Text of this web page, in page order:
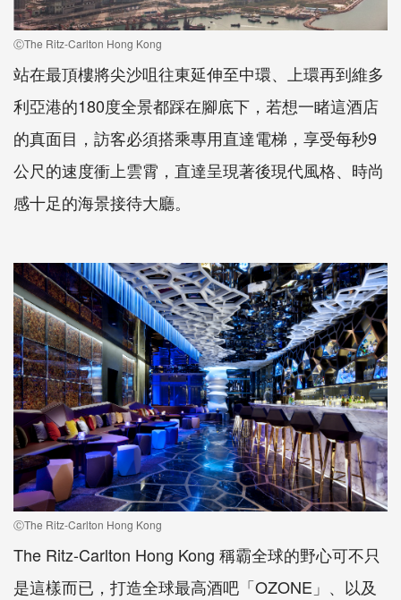
ⒸThe Ritz-Carlton Hong Kong
站在最頂樓將尖沙咀往東延伸至中環、上環再到維多
利亞港的180度全景都踩在腳底下，若想一睹這酒店
的真面目，訪客必須搭乘專用直達電梯，享受每秒9
公尺的速度衝上雲霄，直達呈現著後現代風格、時尚
感十足的海景接待大廳。
ⒸThe Ritz-Carlton Hong Kong
The Ritz-Carlton Hong Kong 稱霸全球的野心可不只
是這樣而已，打造全球最高酒吧「OZONE」、以及